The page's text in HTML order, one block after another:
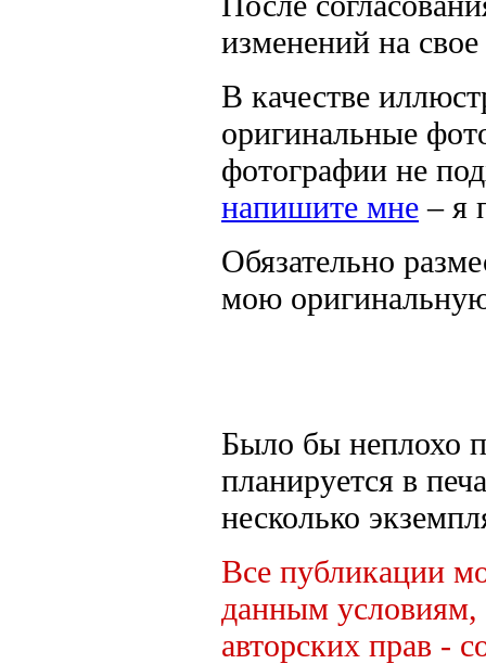
изменений на
В качестве
оригинальные
фотографии не
напишите мне – я
Обязательно
мою
Было бы неплохо
планируется в
несколько
Все публикации
данным условиям,
авторских прав -